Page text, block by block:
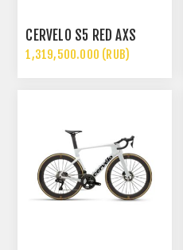
CERVÉLO S5 RED AXS
1,319,500.000 (RUB)